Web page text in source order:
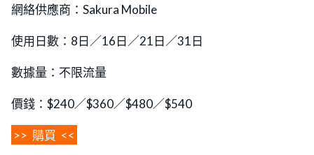
網絡供應商：Sakura Mobile
使用日數：8日／16日／21日／31日
數據量：不限流量
價錢：$240／$360／$480／$540
>> 購買 <<